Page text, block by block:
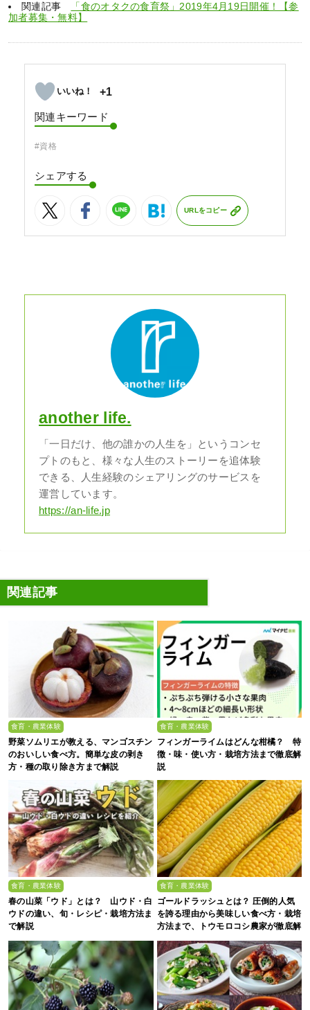
関連記事
「食のオタクの食育祭」2019年4月19日開催！【参
加者募集・無料】
+1
関連キーワード
#資格
シェアする
URLをコピー
another life.
「一日だけ、他の誰かの人生を」というコンセ
プトのもと、様々な人生のストーリーを追体験
できる、人生経験のシェアリングのサービスを
運営しています。
https://an-life.jp
関連記事
食育・農業体験
野菜ソムリエが教える、マンゴスチン
のおいしい食べ方。簡単な皮の剥き
方・種の取り除き方まで解説
食育・農業体験
フィンガーライムはどんな柑橘？ 特
徴・味・使い方・栽培方法まで徹底解
説
食育・農業体験
春の山菜「ウド」とは？ 山ウド・白
ウドの違い、旬・レシピ・栽培方法ま
で解説
食育・農業体験
ゴールドラッシュとは？ 圧倒的人気
を誇る理由から美味しい食べ方・栽培
方法まで、トウモロコシ農家が徹底解